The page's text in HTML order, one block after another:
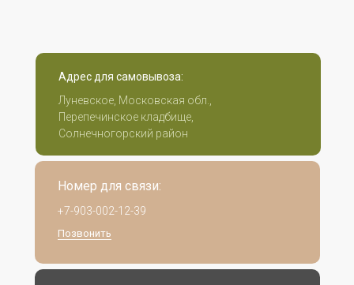
Адрес для самовывоза:
Луневское, Московская обл.,
Перепечинское кладбище,
Солнечногорский район
Номер для связи:
Позвонить
+7-903-002-12-39